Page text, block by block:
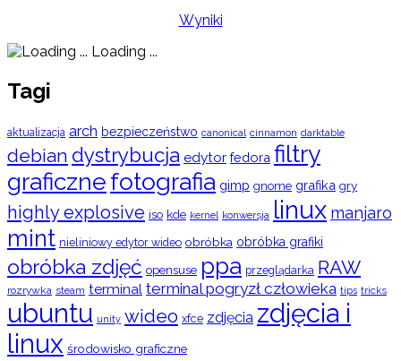
Wyniki
Loading ...
Tagi
aktualizacja arch bezpieczeństwo canonical cinnamon darktable
debian dystrybucja edytor fedora filtry
graficznefotografia gimp gnome grafika gry
highly explosive iso kde kernel konwersja linux manjaro
mint nieliniowy edytor wideo obróbka obróbka grafiki
obróbka zdjęć opensuse ppa przeglądarka RAW
rozrywka steam terminal terminal pogryzł człowieka tips tricks
ubuntu unity wideo xfce zdjęcia zdjęcia i
linux środowisko graficzne